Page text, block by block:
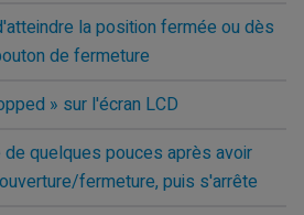
la position fermée ou dès
de fermeture
» sur l'écran LCD
quelques pouces après avoir
fermeture, puis s'arrête